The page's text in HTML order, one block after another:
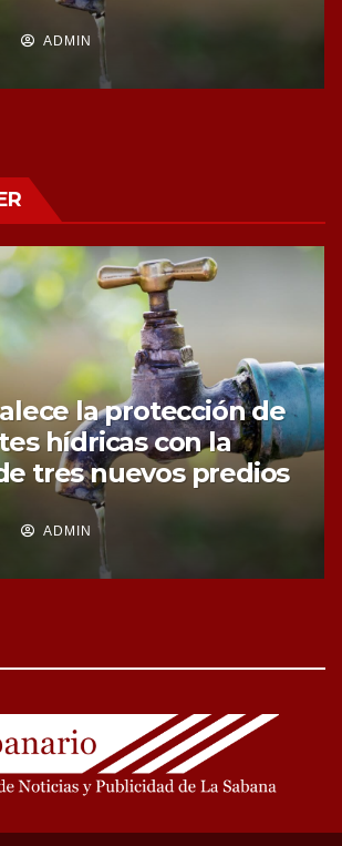
ADMIN
la protección de
hídricas con la
tres nuevos predios
ADMIN